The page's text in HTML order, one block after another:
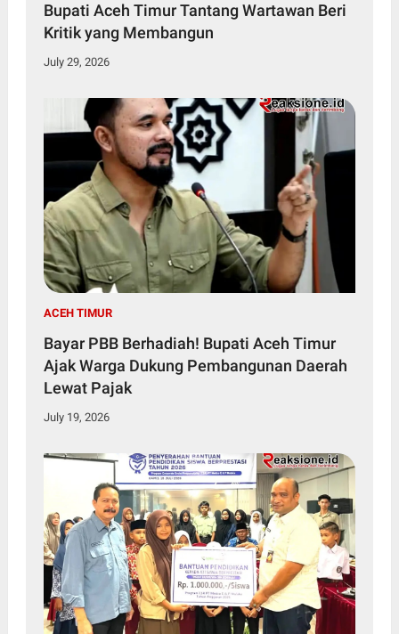
Bupati Aceh Timur Tantang Wartawan Beri
Kritik yang Membangun
July 29, 2026
ACEH TIMUR
Bayar PBB Berhadiah! Bupati Aceh Timur
Ajak Warga Dukung Pembangunan Daerah
Lewat Pajak
July 19, 2026